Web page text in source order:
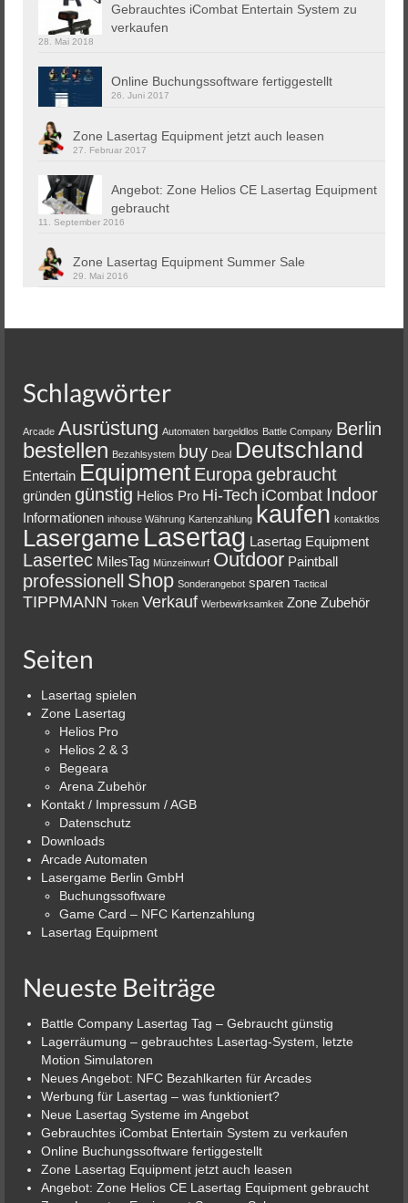
Gebrauchtes iCombat Entertain System zu
verkaufen
28. Mai 2018
Online Buchungssoftware fertiggestellt
26. Juni 2017
Zone Lasertag Equipment jetzt auch leasen
27. Februar 2017
Angebot: Zone Helios CE Lasertag Equipment
gebraucht
11. September 2016
Zone Lasertag Equipment Summer Sale
29. Mai 2016
Schlagwörter
Arcade Ausrüstung Automaten bargeldlos Battle Company Berlin
bestellen Bezahlsystem buy Deal Deutschland
Entertain Equipment Europagebraucht
gründen günstig Helios Pro Hi-Tech iCombat Indoor
Informationen inhouse Währung Kartenzahlung kaufen kontaktlos
Lasergame Lasertag Lasertag Equipment
Lasertec MilesTag Münzeinwurf Outdoor Paintball
professionell Shop Sonderangebot sparen Tactical
TIPPMANN Token Verkauf Werbewirksamkeit Zone Zubehör
Seiten
Lasertag spielen
Zone Lasertag
Helios Pro
Helios 2 & 3
Begeara
Arena Zubehör
Kontakt / Impressum / AGB
Datenschutz
Downloads
Arcade Automaten
Lasergame Berlin GmbH
Buchungssoftware
Game Card – NFC Kartenzahlung
Lasertag Equipment
Neueste Beiträge
Battle Company Lasertag Tag – Gebraucht günstig
Lagerräumung – gebrauchtes Lasertag-System, letzte
Motion Simulatoren
Neues Angebot: NFC Bezahlkarten für Arcades
Werbung für Lasertag – was funktioniert?
Neue Lasertag Systeme im Angebot
Gebrauchtes iCombat Entertain System zu verkaufen
Online Buchungssoftware fertiggestellt
Zone Lasertag Equipment jetzt auch leasen
Angebot: Zone Helios CE Lasertag Equipment gebraucht